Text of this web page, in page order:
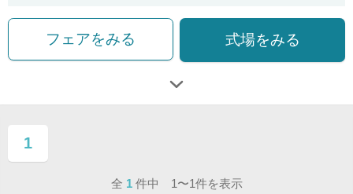
フェアをみる 式場をみる
1
ページ目
全 1 件中 1〜1件を表示